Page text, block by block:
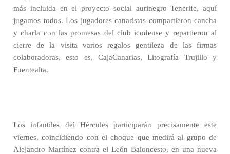
más incluida en el proyecto social aurinegro Tenerife, aquí
jugamos todos. Los jugadores canaristas compartieron cancha
y charla con las promesas del club icodense y repartieron al
cierre de la visita varios regalos gentileza de las firmas
colaboradoras, esto es, CajaCanarias, Litografía Trujillo y
Fuentealta.
Los infantiles del Hércules participarán precisamente este
viernes, coincidiendo con el choque que medirá al grupo de
Alejandro Martínez contra el León Baloncesto, en una nueva